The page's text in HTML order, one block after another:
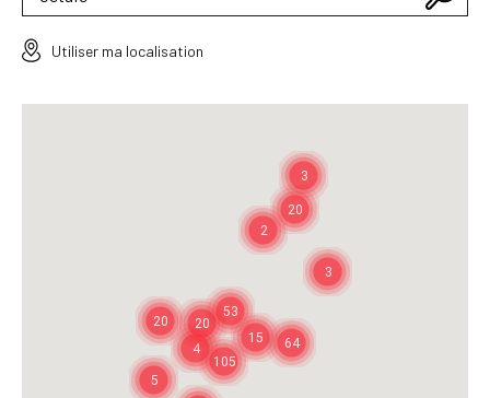
Utiliser ma localisation
20
3
3
2
105
64
20
5
20
53
15
4